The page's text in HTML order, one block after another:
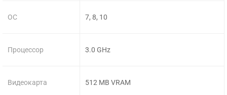
ОС
Процессор
Видеокарта
7, 8, 10
3.0 GHz
512 MB VRAM